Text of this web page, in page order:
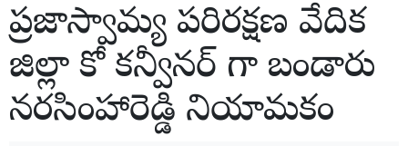
ప్రజాస్వామ్య పరిరక్షణ వేదిక
జిల్లా కో కన్వీనర్ గా బండారు
నరసింహారెడ్డి నియామకం